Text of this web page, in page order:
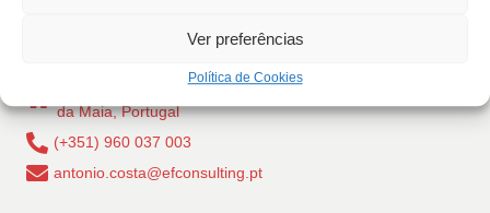
Ver preferências
Política de Cookies
Rua Dr Carlos Pires Felgueiras, 206 - 1, 4470-157 Cidade
da Maia, Portugal
(+351) 960 037 003
antonio.costa@efconsulting.pt